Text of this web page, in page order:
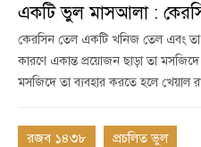
একটি ভুল মাসআলা :
কেরসিন তেল একটি খনিজ তেল এবং তা
কারণে একান্ত প্রয়োজন ছাড়া তা
মসজিদে তা ব্যবহার করতে হলে খেয়াল
রজব ১৪৩৮ প্রচলিত ভুল